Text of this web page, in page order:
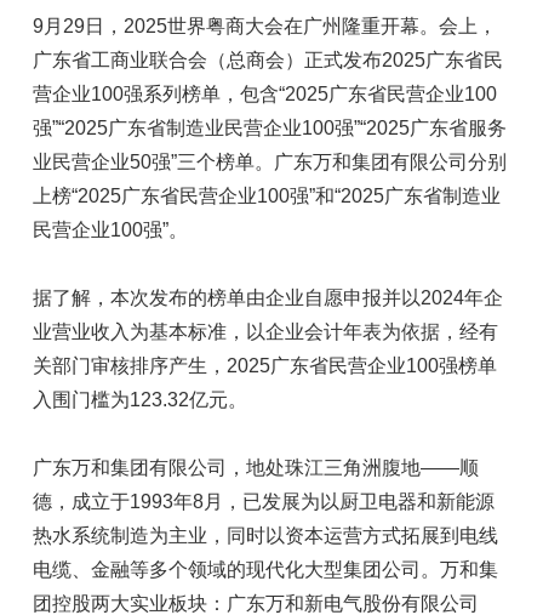
9月29日，2025世界粤商大会在广州隆重开幕。会上，
广东省工商业联合会（总商会）正式发布2025广东省民
营企业100强系列榜单，包含“2025广东省民营企业100
强”“2025广东省制造业民营企业100强”“2025广东省服务
业民营企业50强”三个榜单。广东万和集团有限公司分别
上榜“2025广东省民营企业100强”和“2025广东省制造业
民营企业100强”。
据了解，本次发布的榜单由企业自愿申报并以2024年企
业营业收入为基本标准，以企业会计年表为依据，经有
关部门审核排序产生，2025广东省民营企业100强榜单
入围门槛为123.32亿元。
广东万和集团有限公司，地处珠江三角洲腹地——顺
德，成立于1993年8月，已发展为以厨卫电器和新能源
热水系统制造为主业，同时以资本运营方式拓展到电线
电缆、金融等多个领域的现代化大型集团公司。万和集
团控股两大实业板块：广东万和新电气股份有限公司